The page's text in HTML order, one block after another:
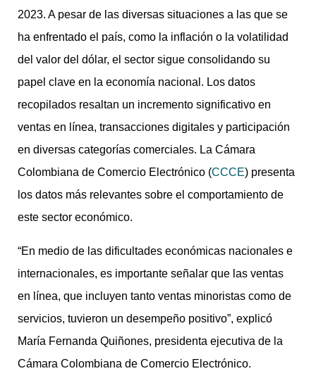
2023. A pesar de las diversas situaciones a las que se
ha enfrentado el país, como la inflación o la volatilidad
del valor del dólar, el sector sigue consolidando su
papel clave en la economía nacional. Los datos
recopilados resaltan un incremento significativo en
ventas en línea, transacciones digitales y participación
en diversas categorías comerciales. La Cámara
Colombiana de Comercio Electrónico (CCCE) presenta
los datos más relevantes sobre el comportamiento de
este sector económico.
“En medio de las dificultades económicas nacionales e
internacionales, es importante señalar que las ventas
en línea, que incluyen tanto ventas minoristas como de
servicios, tuvieron un desempeño positivo”, explicó
María Fernanda Quiñones, presidenta ejecutiva de la
Cámara Colombiana de Comercio Electrónico.